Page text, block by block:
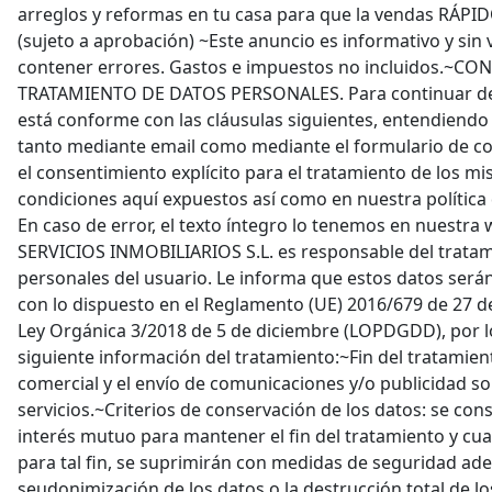
arreglos y reformas en tu casa para que la vendas
(sujeto a aprobación) ~Este anuncio es informativo y
contener errores. Gastos e impuestos no
TRATAMIENTO DE DATOS PERSONALES. Para
está conforme con las cláusulas siguientes,
tanto mediante email como mediante el formulario de
el consentimiento explícito para el tratamiento de los
condiciones aquí expuestos así como en nuestra
En caso de error, el texto íntegro lo tenemos en nuestra
SERVICIOS INMOBILIARIOS S.L. es responsable del
personales del usuario. Le informa que estos datos
con lo dispuesto en el Reglamento (UE) 2016/679 de 27
Ley Orgánica 3/2018 de 5 de diciembre (LOPDGDD), por
siguiente información del tratamiento:~Fin del
comercial y el envío de comunicaciones y/o publicidad
servicios.~Criterios de conservación de los datos: se
interés mutuo para mantener el fin del tratamiento y
para tal fin, se suprimirán con medidas de seguridad